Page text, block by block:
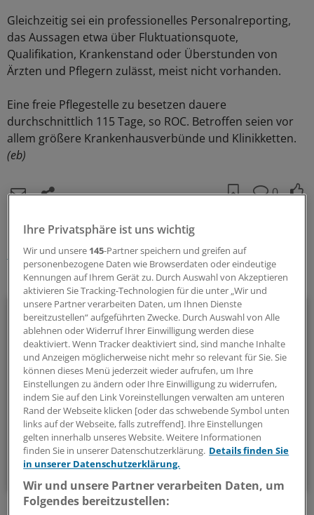
Gleichzeitig sei ein professionelles Personalreporting,
das Aussagen etwa über Fluktuationsquote,
Qualifikation, Krankenstand oder Überstunden von
Ärzten und Pflegern zulässt, meist nicht vorhanden.
Eine freie Pflegestelle zu besetzen dauere
durchschnittlich 115 Tage, so ROC. Betroffen seien vor
allem größere Krankenhausverbünde und Klinikketten.
(eb)
0
Schlagworte:
Klinik-Management
Ihr Newsletter zum Thema
Beruf & Alltag
Die Sonntagslektüre: Lesen Sie Wissenswertes und
Nützliches für Ihre tägliche Arbeit, lassen Sie sich von
Kolleginnen und Kollegen inspirieren - und seien Sie immer
einen Schritt voraus.
wöchentlich (Sonntag)
Zum Abonnieren bitte anmelden
Ihre Privatsphäre ist uns wichtig
Wir und unsere 145-Partner speichern und greifen auf
personenbezogene Daten wie Browserdaten oder eindeutige
Kennungen auf Ihrem Gerät zu. Durch Auswahl von Akzeptieren
aktivieren Sie Tracking-Technologien für die unter „Wir und
unsere Partner verarbeiten Daten, um Ihnen Dienste
bereitzustellen“ aufgeführten Zwecke. Durch Auswahl von Alle
ablehnen oder Widerruf Ihrer Einwilligung werden diese
deaktiviert. Wenn Tracker deaktiviert sind, sind manche Inhalte
und Anzeigen möglicherweise nicht mehr so relevant für Sie. Sie
können dieses Menü jederzeit wieder aufrufen, um Ihre
Einstellungen zu ändern oder Ihre Einwilligung zu widerrufen,
indem Sie auf den Link Voreinstellungen verwalten am unteren
Rand der Webseite klicken [oder das schwebende Symbol unten
links auf der Webseite, falls zutreffend]. Ihre Einstellungen
gelten innerhalb unseres Website. Weitere Informationen
finden Sie in unserer Datenschutzerklärung. Details finden Sie
in unserer Datenschutzerklärung.
Wir und unsere Partner verarbeiten Daten, um
Folgendes bereitzustellen: